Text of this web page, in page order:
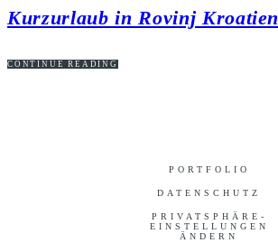
Kurzurlaub in Rovinj Kroatien
CONTINUE READING
PORTFOLIO
DATENSCHUTZ
PRIVATSPHÄRE-
EINSTELLUNGEN
ÄNDERN